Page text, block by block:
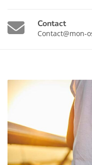
Contact
Contact@mon-